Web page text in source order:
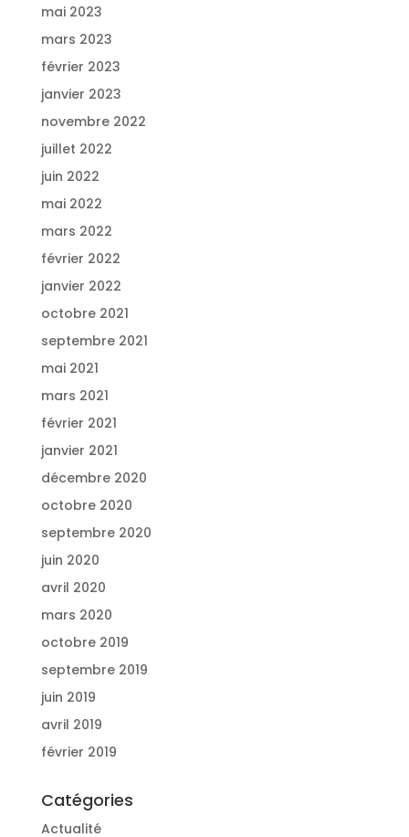
mai 2023
mars 2023
février 2023
janvier 2023
novembre 2022
juillet 2022
juin 2022
mai 2022
mars 2022
février 2022
janvier 2022
octobre 2021
septembre 2021
mai 2021
mars 2021
février 2021
janvier 2021
décembre 2020
octobre 2020
septembre 2020
juin 2020
avril 2020
mars 2020
octobre 2019
septembre 2019
juin 2019
avril 2019
février 2019
Catégories
Actualité